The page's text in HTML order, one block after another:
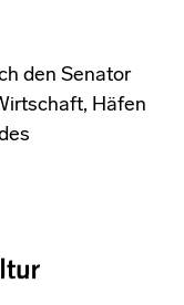
den Senator
Häfen